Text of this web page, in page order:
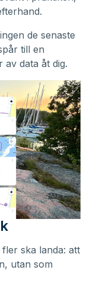
de senaste
till en
data åt dig.
ska landa: att
utan som